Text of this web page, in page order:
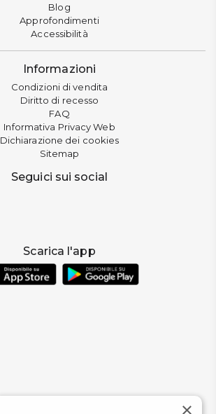
Blog
Approfondimenti
Accessibilità
Informazioni
Condizioni di vendita
Diritto di recesso
FAQ
Informativa Privacy Web
Dichiarazione dei cookies
Sitemap
Seguici sui social
Scarica l'app